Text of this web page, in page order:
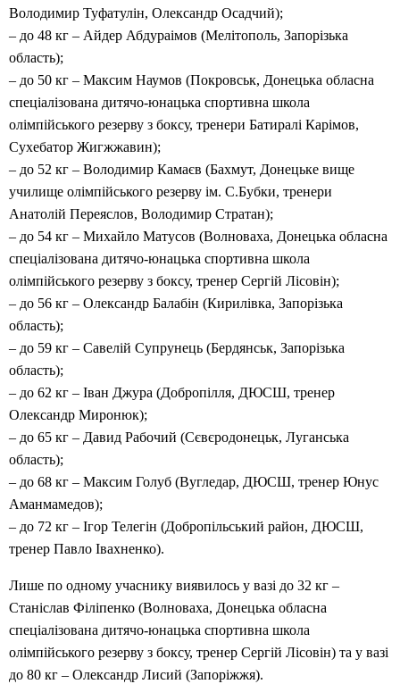
Володимир Туфатулін, Олександр Осадчий);
– до 48 кг – Айдер Абдураімов (Мелітополь, Запорізька
область);
– до 50 кг – Максим Наумов (Покровськ, Донецька обласна
спеціалізована дитячо-юнацька спортивна школа
олімпійського резерву з боксу, тренери Батиралі Карімов,
Сухебатор Жигжжавин);
– до 52 кг – Володимир Камаєв (Бахмут, Донецьке вище
училище олімпійського резерву ім. С.Бубки, тренери
Анатолій Переяслов, Володимир Стратан);
– до 54 кг – Михайло Матусов (Волноваха, Донецька обласна
спеціалізована дитячо-юнацька спортивна школа
олімпійського резерву з боксу, тренер Сергій Лісовін);
– до 56 кг – Олександр Балабін (Кирилівка, Запорізька
область);
– до 59 кг – Савелій Супрунець (Бердянськ, Запорізька
область);
– до 62 кг – Іван Джура (Добропілля, ДЮСШ, тренер
Олександр Миронюк);
– до 65 кг – Давид Рабочий (Сєвєродонецьк, Луганська
область);
– до 68 кг – Максим Голуб (Вугледар, ДЮСШ, тренер Юнус
Аманмамедов);
– до 72 кг – Ігор Телегін (Добропільський район, ДЮСШ,
тренер Павло Івахненко).
Лише по одному учаснику виявилось у вазі до 32 кг –
Станіслав Філіпенко (Волноваха, Донецька обласна
спеціалізована дитячо-юнацька спортивна школа
олімпійського резерву з боксу, тренер Сергій Лісовін) та у вазі
до 80 кг – Олександр Лисий (Запоріжжя).